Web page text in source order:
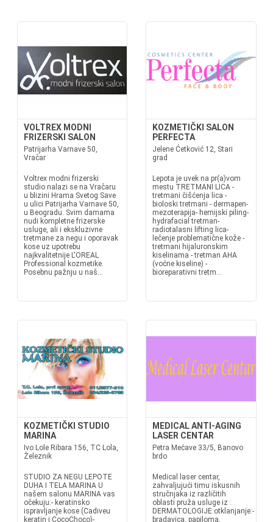
VOLTREX MODNI
FRIZERSKI SALON
Patrijarha Varnave 50,
Vračar
Voltrex modni frizerski
studio nalazi se na Vračaru
u blizini Hrama Svetog Save
u ulici Patrijarha Varnave 50,
u Beogradu. Svim damama
nudi kompletne frizerske
usluge, ali i ekskluzivne
tretmane za negu i oporavak
kose uz upotrebu
najkvalitetnije L'OREAL
Professional kozmetike.
Posebnu pažnju u naš...
KOZMETIČKI SALON
PERFECTA
Jelene Ćetković 12, Stari
grad
Lepota je uvek na pr(a)vom
mestu TRETMANI LICA -
tretmani čišćenja lica -
bioloski tretmani - dermapen-
mezoterapija- hemijski piling-
hydrafacial tretman-
radiotalasni lifting lica-
lečenje problematične kože -
tretmani hijaluronskim
kiselinama - tretman AHA
(voćne kiseline) -
bioreparativni tretm...
KOZMETIČKI STUDIO
MARINA
Ivo Lole Ribara 156, TC Lola,
Železnik
STUDIO ZA NEGU LEPOTE
DUHA I TELA MARINA U
našem salonu MARINA vas
očekuju:- keratinsko
ispravljanje kose (Cadiveu
keratin i CocoChoco)-
MEDICAL ANTI-AGING
LASER CENTAR
Petra Mećave 33/5, Banovo
brdo
Medical laser centar,
zahvaljujući timu iskusnih
stručnjaka iz različitih
oblasti pruža usluge iz :
DERMATOLOGIJE:otklanjanje:-
bradavica, papiloma,